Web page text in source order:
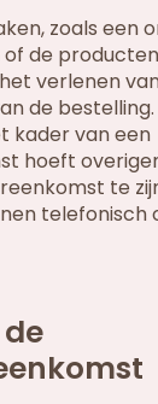
zoals een
de
verlenen
de
kader van een
hoeft
te
telefonisch